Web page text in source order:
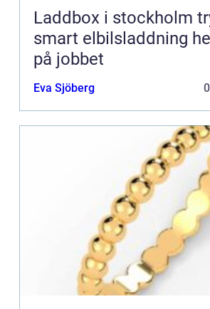
Laddbox i stockholm trygg och
smart elbilsladdning
på jobbet
Eva Sjöberg